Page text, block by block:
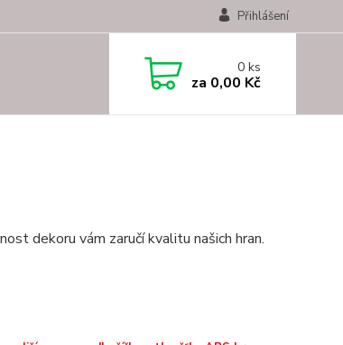
Přihlášení
0ks
za 0,00 Kč
dekoru vám zaručí kvalitu našich hran.